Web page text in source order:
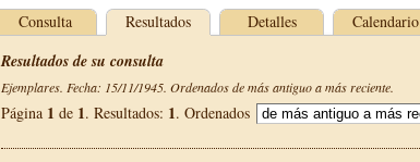
Consulta Resultados Detalles Calendario
Resultados de su consulta
Ejemplares. Fecha: 15/11/1945. Ordenados de más antiguo a más reciente.
Página 1 de 1. Resultados: 1. Ordenados